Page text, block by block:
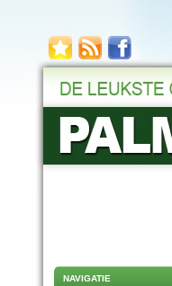
NAVIGATIE